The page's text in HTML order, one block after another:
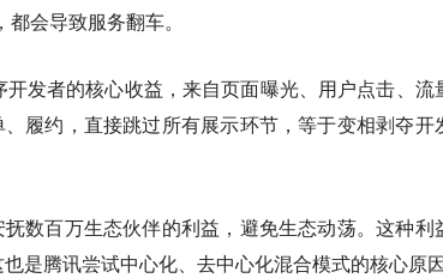
会导致服务翻车。
发者的核心收益，来自页面曝光、用户点击、流
履约，直接跳过所有展示环节，等于变相剥夺开
数百万生态伙伴的利益，避免生态动荡。这种利
是腾讯尝试中心化、去中心化混合模式的核心原因